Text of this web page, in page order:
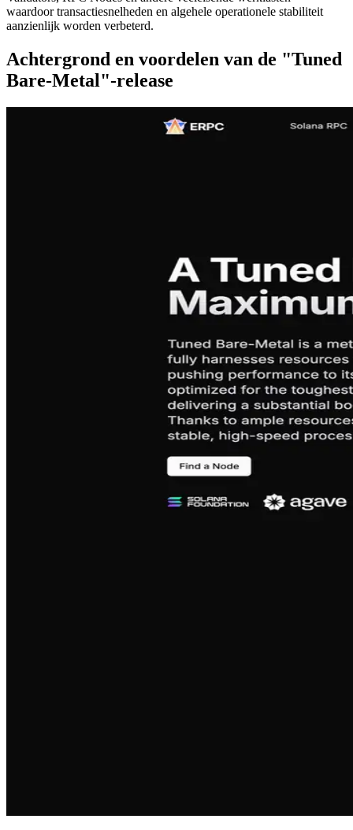
waardoor transactiesnelheden en algehele operationele stabiliteit
aanzienlijk worden verbeterd.
Achtergrond en voordelen van de "Tuned
Bare-Metal"-release